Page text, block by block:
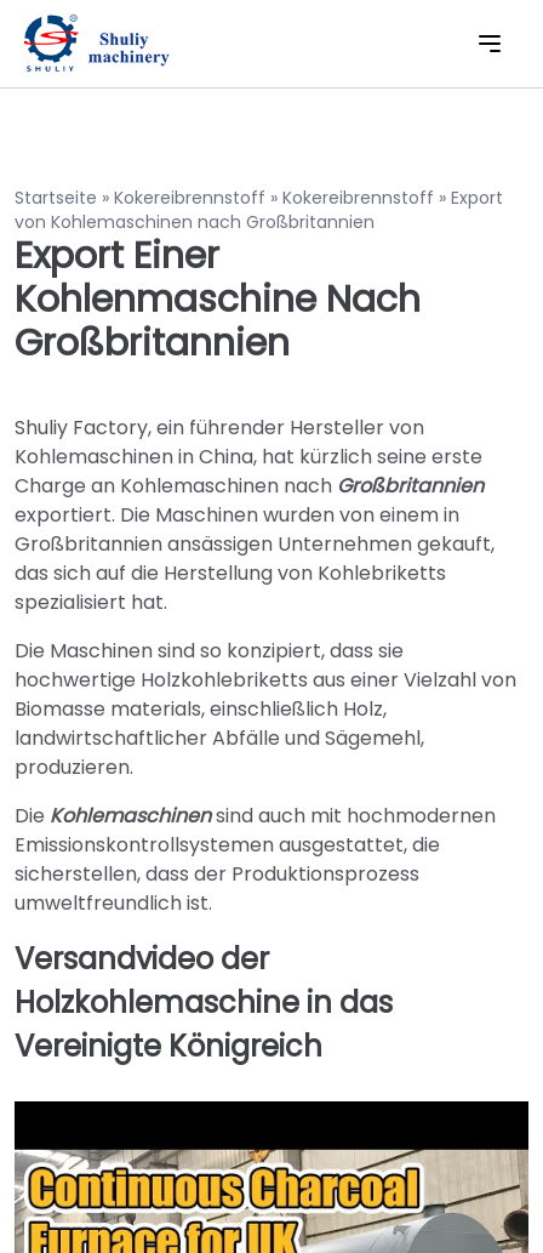
Startseite » Kokereibrennstoff » Kokereibrennstoff » Export
von Kohlemaschinen nach Großbritannien
Export Einer
Kohlenmaschine Nach
Großbritannien
Shuliy Factory, ein führender Hersteller von
Kohlemaschinen in China, hat kürzlich seine erste
Charge an Kohlemaschinen nach Großbritannien
exportiert. Die Maschinen wurden von einem in
Großbritannien ansässigen Unternehmen gekauft,
das sich auf die Herstellung von Kohlebriketts
spezialisiert hat.
Die Maschinen sind so konzipiert, dass sie
hochwertige Holzkohlebriketts aus einer Vielzahl von
Biomasse materials, einschließlich Holz,
landwirtschaftlicher Abfälle und Sägemehl,
produzieren.
Die Kohlemaschinensind auch mit hochmodernen
Emissionskontrollsystemen ausgestattet, die
sicherstellen, dass der Produktionsprozess
umweltfreundlich ist.
Versandvideo der
Holzkohlemaschine in das
Vereinigte Königreich